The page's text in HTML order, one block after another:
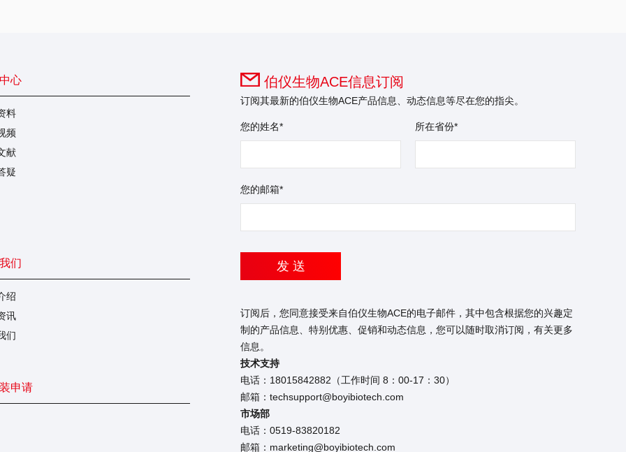
心
料
频
献
疑
们
绍
讯
们
申请
伯仪生物ACE信息订阅
订阅其最新的伯仪生物ACE产品信息、动态信息等尽在您的指尖。
您的姓名* 所在省份*
您的邮箱*
发 送
订阅后，您同意接受来自伯仪生物ACE的电子邮件，其中包含根据您的兴趣定
制的产品信息、特别优惠、促销和动态信息，您可以随时取消订阅，有关更多
信息。
技术支持
电话：18015842882（工作时间 8：00-17：30）
邮箱：techsupport@boyibiotech.com
市场部
电话：0519-83820182
邮箱：marketing@boyibiotech.com